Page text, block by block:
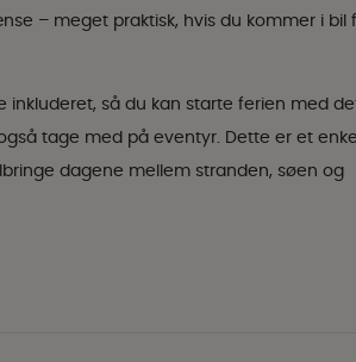
– meget praktisk, hvis du kommer i bil
så du kan starte ferien med
tage med på eventyr. Dette er et
dagene mellem stranden, søen og